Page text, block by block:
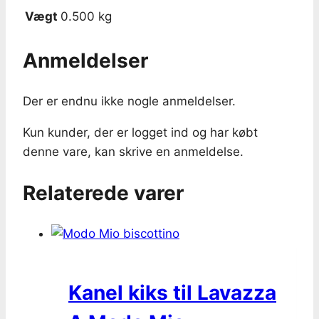
Vægt 0.500 kg
Anmeldelser
Der er endnu ikke nogle anmeldelser.
Kun kunder, der er logget ind og har købt
denne vare, kan skrive en anmeldelse.
Relaterede varer
Kanel kiks til Lavazza